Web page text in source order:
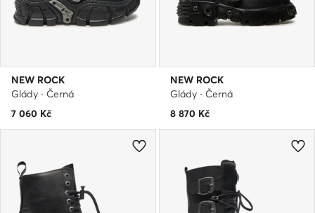
NEW ROCK
Glády · Černá
7 060 Kč
NEW ROCK
Glády · Černá
8 870 Kč